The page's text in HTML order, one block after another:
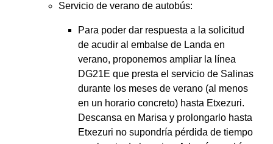
Servicio de verano de autobús:
Para poder dar respuesta a la solicitud
de acudir al embalse de Landa en
verano, proponemos ampliar la línea
DG21E que presta el servicio de Salinas
durante los meses de verano (al menos
en un horario concreto) hasta Etxezuri.
Descansa en Marisa y prolongarlo hasta
Etxezuri no supondría pérdida de tiempo